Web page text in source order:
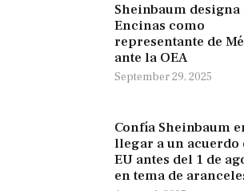
Sheinbaum designa
Encinas como
representante de
ante la OEA
September 29, 2025
Confía Sheinbaum
llegar a un acuerdo
EU antes del 1 de
en tema de